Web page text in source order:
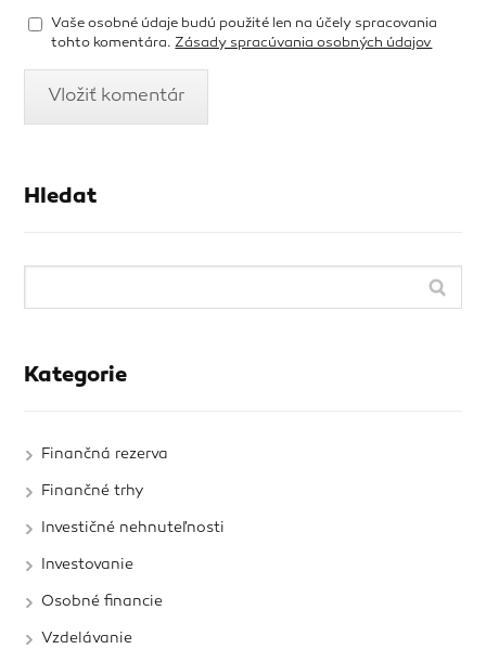
Vaše osobné údaje budú použité len na účely spracovania
tohto komentára. Zásady spracúvania osobných údajov
Hledat
Kategorie
Finančná rezerva
Finančné trhy
Investičné nehnuteľnosti
Investovanie
Osobné financie
Vzdelávanie